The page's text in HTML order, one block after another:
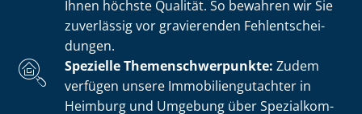
Ihnen höchste Qualität. So bewahren wir Sie
zuverlässig vor gravierenden Fehl­ent­schei­
dun­gen.
Spezielle The­men­schwer­punk­te: Zudem
verfügen unsere Im­mo­bi­li­en­gut­ach­ter in
Heimburg und Umgebung über Spe­zi­al­kom­